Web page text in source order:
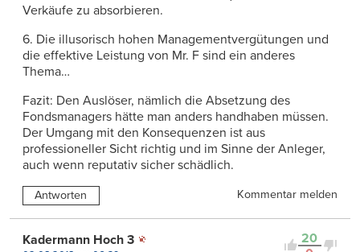
Verkäufe zu absorbieren.
6. Die illusorisch hohen Managementvergütungen und
die effektive Leistung von Mr. F sind ein anderes
Thema…
Fazit: Den Auslöser, nämlich die Absetzung des
Fondsmanagers hätte man anders handhaben müssen.
Der Umgang mit den Konsequenzen ist aus
professioneller Sicht richtig und im Sinne der Anleger,
auch wenn reputativ sicher schädlich.
Antworten Kommentar melden
20
Kadermann Hoch 3